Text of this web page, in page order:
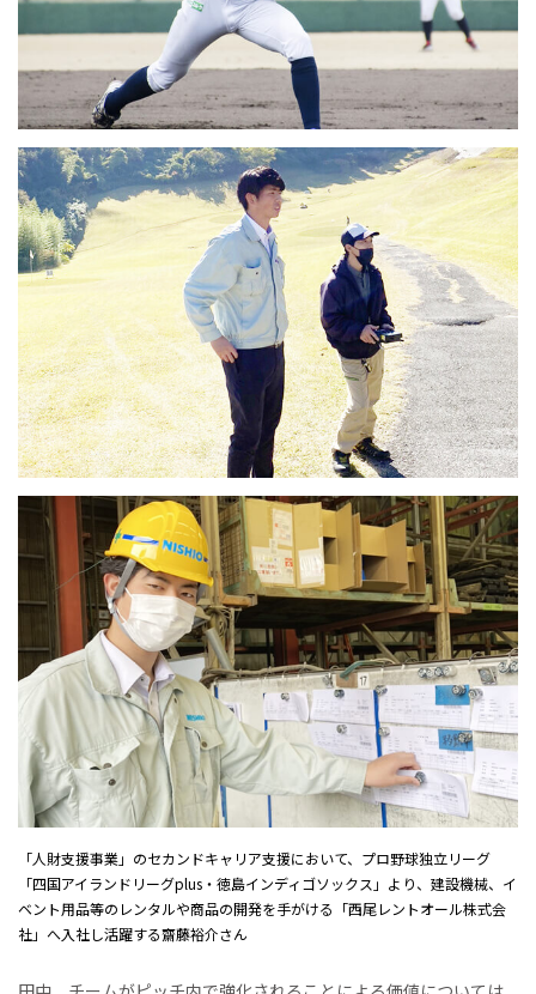
「人財支援事業」のセカンドキャリア支援において、プロ野球独立リーグ
「四国アイランドリーグplus・徳島インディゴソックス」より、建設機械、イ
ベント用品等のレンタルや商品の開発を手がける「西尾レントオール株式会
社」へ入社し活躍する齋藤裕介さん